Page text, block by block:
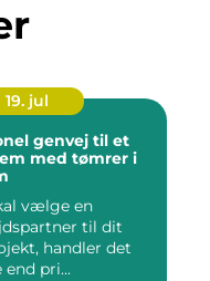
19. jul
genvej til et
med tømrer i
vælge en
til dit
handler det
pri...